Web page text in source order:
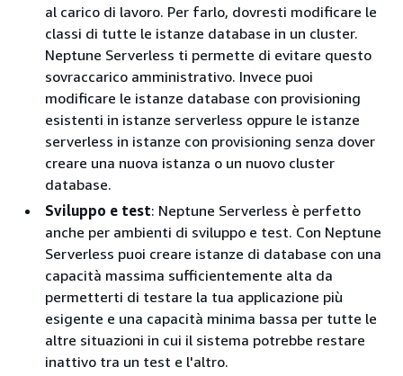
al carico di lavoro. Per farlo, dovresti modificare le
classi di tutte le istanze database in un cluster.
Neptune Serverless ti permette di evitare questo
sovraccarico amministrativo. Invece puoi
modificare le istanze database con provisioning
esistenti in istanze serverless oppure le istanze
serverless in istanze con provisioning senza dover
creare una nuova istanza o un nuovo cluster
database.
Sviluppo e test: Neptune Serverless è perfetto
anche per ambienti di sviluppo e test. Con Neptune
Serverless puoi creare istanze di database con una
capacità massima sufficientemente alta da
permetterti di testare la tua applicazione più
esigente e una capacità minima bassa per tutte le
altre situazioni in cui il sistema potrebbe restare
inattivo tra un test e l'altro.